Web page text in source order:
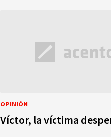
OPINIÓN
Víctor, la víctima